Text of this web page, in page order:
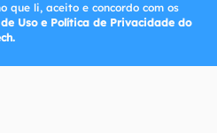
que li, aceito e concordo com os
de Uso e Política de Privacidade do